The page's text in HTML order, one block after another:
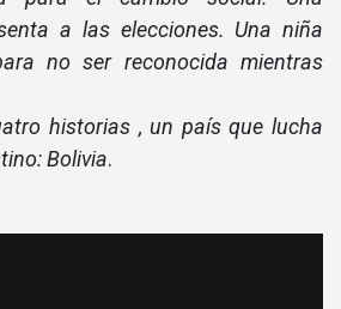
a las elecciones. Una niña
no ser reconocida mientras
historias , un paí­s que lucha
Bolivia.